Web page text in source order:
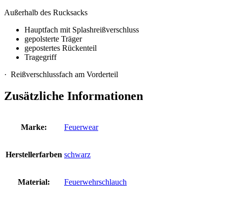
Außerhalb des Rucksacks
Hauptfach mit Splashreißverschluss
gepolsterte Träger
gepostertes Rückenteil
Tragegriff
· Reißverschlussfach am Vorderteil
Zusätzliche Informationen
Marke: Feuerwear
Herstellerfarben schwarz
Material: Feuerwehrschlauch